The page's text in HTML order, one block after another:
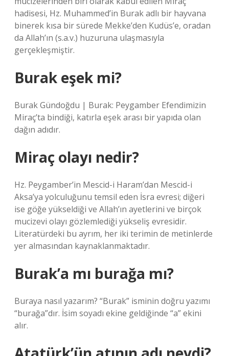
hadisesi, Hz. Muhammed’in Burak adlı bir hayvana
binerek kısa bir sürede Mekke’den Kudüs’e, oradan
da Allah’ın (s.a.v.) huzuruna ulaşmasıyla
gerçekleşmiştir.
Burak eşek mi?
Burak Gündoğdu | Burak: Peygamber Efendimizin
Miraç’ta bindiği, katırla eşek arası bir yapıda olan
dağın adıdır.
Miraç olayı nedir?
Hz. Peygamber’in Mescid-i Haram’dan Mescid-i
Aksa’ya yolculuğunu temsil eden İsra evresi; diğeri
ise göğe yükseldiği ve Allah’ın ayetlerini ve birçok
mucizevi olayı gözlemlediği yükseliş evresidir.
Literatürdeki bu ayrım, her iki terimin de metinlerde
yer almasından kaynaklanmaktadır.
Burak’a mı burağa mı?
Buraya nasıl yazarım? “Burak” isminin doğru yazımı
“burağa”dır. İsim soyadı ekine geldiğinde “a” ekini
alır.